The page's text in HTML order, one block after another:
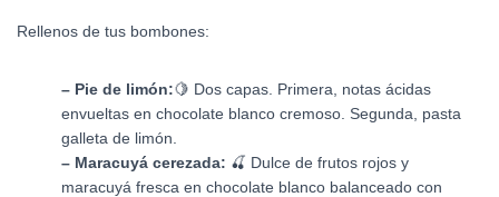
Rellenos de tus bombones:
– Pie de limón:🍋 Dos capas. Primera, notas ácidas
envueltas en chocolate blanco cremoso. Segunda, pasta
galleta de limón.
– Maracuyá cerezada: 🍒 Dulce de frutos rojos y
maracuyá fresca en chocolate blanco balanceado con